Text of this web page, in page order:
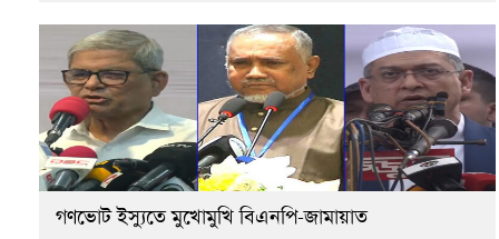
গণভোট ইস্যুতে মুখোমুখি বিএনপি-জামায়াত